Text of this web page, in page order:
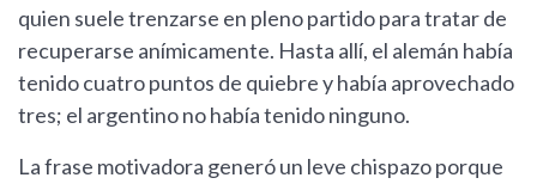
quien suele trenzarse en pleno partido para tratar de
recuperarse anímicamente. Hasta allí, el alemán había
tenido cuatro puntos de quiebre y había aprovechado
tres; el argentino no había tenido ninguno.
La frase motivadora generó un leve chispazo porque